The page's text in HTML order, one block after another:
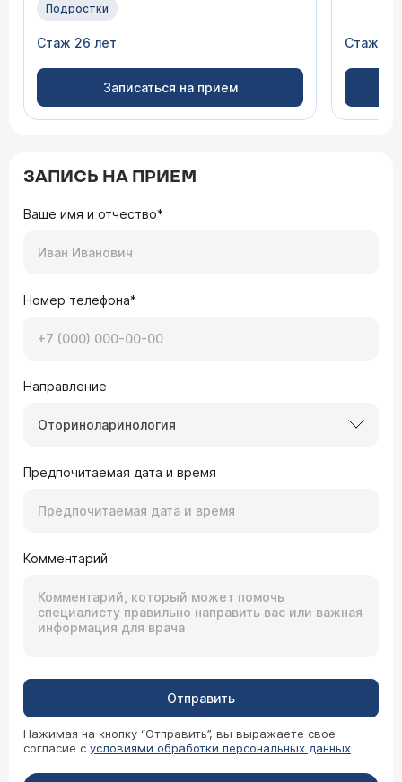
Подростки
Стаж 26 лет
Записаться на прием
Стаж 32
ЗАПИСЬ НА ПРИЕМ
Ваше имя и отчество*
Номер телефона*
Направление
Оториноларинология
Предпочитаемая дата и время
Комментарий
Отправить
Нажимая на кнопку “Отправить”, вы выражаете свое
согласие с условиями обработки персональных данных